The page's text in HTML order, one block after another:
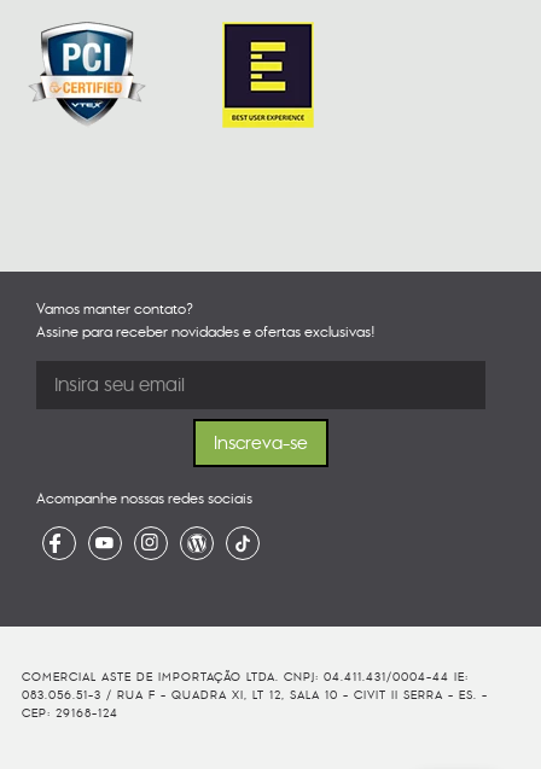
Vamos manter contato?
Assine para receber novidades e ofertas exclusivas!
Acompanhe nossas redes sociais
COMERCIAL ASTE DE IMPORTAÇÃO LTDA. CNPJ: 04.411.431/0004-44 IE:
083.056.51-3 / RUA F - QUADRA XI, LT 12, SALA 10 - CIVIT II SERRA - ES. -
CEP: 29168-124